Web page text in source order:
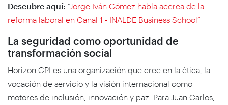
Descubre aquí: “Jorge Iván Gómez habla acerca de la
reforma laboral en Canal 1 - INALDE Business School”
La seguridad como oportunidad de
transformación social
Horizon CPI es una organización que cree en la ética, la
vocación de servicio y la visión internacional como
motores de inclusión, innovación y paz. Para Juan Carlos,